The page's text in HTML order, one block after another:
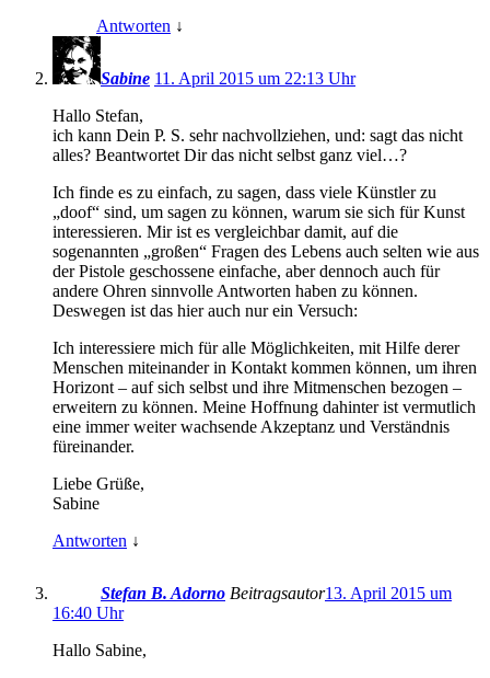
Antworten ↓
Sabine 11. April 2015 um 22:13 Uhr
Hallo Stefan,
ich kann Dein P. S. sehr nachvollziehen, und: sagt das nicht
alles? Beantwortet Dir das nicht selbst ganz viel…?
Ich finde es zu einfach, zu sagen, dass viele Künstler zu
„doof“ sind, um sagen zu können, warum sie sich für Kunst
interessieren. Mir ist es vergleichbar damit, auf die
sogenannten „großen“ Fragen des Lebens auch selten wie aus
der Pistole geschossene einfache, aber dennoch auch für
andere Ohren sinnvolle Antworten haben zu können.
Deswegen ist das hier auch nur ein Versuch:
Ich interessiere mich für alle Möglichkeiten, mit Hilfe derer
Menschen miteinander in Kontakt kommen können, um ihren
Horizont – auf sich selbst und ihre Mitmenschen bezogen –
erweitern zu können. Meine Hoffnung dahinter ist vermutlich
eine immer weiter wachsende Akzeptanz und Verständnis
füreinander.
Liebe Grüße,
Sabine
Antworten ↓
Stefan B. Adorno Beitragsautor13. April 2015 um
16:40 Uhr
Hallo Sabine,